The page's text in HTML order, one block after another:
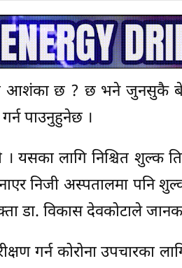
आशंका छ ? छ भने जुनसुकै
पाउनुहुनेछ ।
यसका लागि निश्चित शुल्क
निजी अस्पतालमा पनि
डा. विकास देवकोटाले
गर्न कोरोना उपचारका